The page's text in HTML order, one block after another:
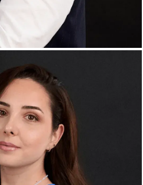
Vasile
Manager